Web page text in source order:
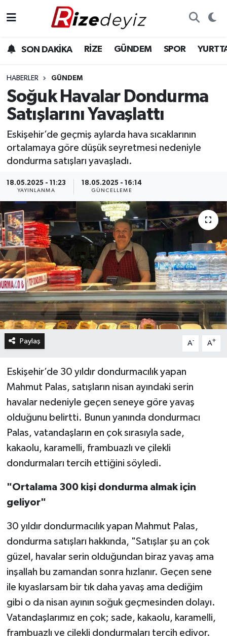
SON DAKİKA RİZE GÜNDEM SPOR
HABERLER GÜNDEM
Soğuk Havalar Dondurma
Satışlarını Yavaşlattı
Eskişehir’de geçmiş aylarda hava sıcaklarının
ortalamaya göre düşük seyretmesi nedeniyle
dondurma satışları yavaşladı.
18.05.2025 - 11:23
YAYINLANMA
18.05.2025 - 16:14
GÜNCELLEME
Paylaş A- A+
Eskişehir’de 30 yıldır dondurmacılık yapan
Mahmut Palas, satışların nisan ayındaki serin
havalar nedeniyle geçen seneye göre yavaş
olduğunu belirtti. Bunun yanında dondurmacı
Palas, vatandaşların en çok sırasıyla sade,
kakaolu, karamelli, frambuazlı ve çilekli
dondurmaları tercih ettiğini söyledi.
"Ortalama 300 kişi dondurma almak için
geliyor"
30 yıldır dondurmacılık yapan Mahmut Palas,
dondurma satışları hakkında, "Satışlar şu an çok
güzel, havalar serin olduğundan biraz yavaş ama
inşallah bu zamandan sonra hızlanır. Geçen sene
ile kıyaslarsam bir tık daha yavaş ama dediğim
gibi o da nisan ayının soğuk geçmesinden dolayı.
Vatandaşlarımız en çok; sade, kakaolu, karamelli,
frambuazlı ve çilekli dondurmaları tercih ediyor.
Gündem
Yurttan Haberler
Ekonomi
Teknoloji
Rize Hava Durumu
Rize Trafik Yoğunluk Haritası
Süper Lig Puan Durumu ve Fikstür
Tüm Manşetler
Son Dakika Haberleri
Haber Arşivi